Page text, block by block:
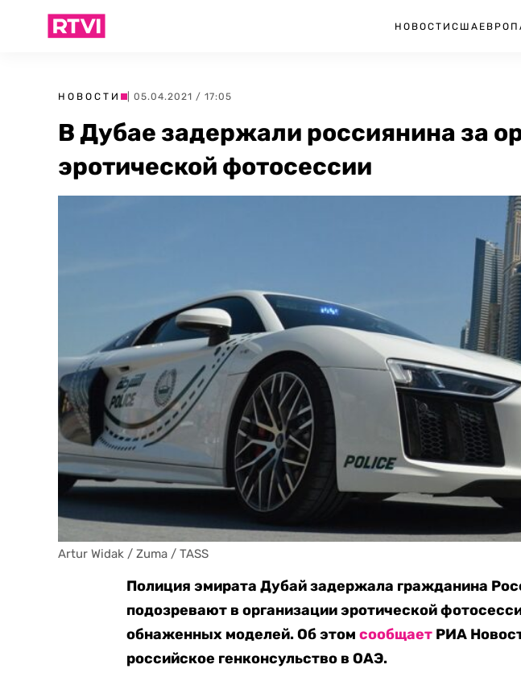
НОВОСТИ США
НОВОСТИ | 05.04.2021 / 17:05
В Дубае задержали россиянина за
эротической фотосессии
Artur Widak / Zuma / TASS
Полиция эмирата Дубай задержала гражданина
подозревают в организации эротической
обнаженных моделей. Об этомсообщает РИА
российское генконсульство в ОАЭ.